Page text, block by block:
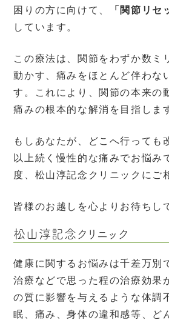
困りの方に向けて、
「関節リセ
しています。
この療法は、関節をわずか数ミ
動かす、痛みをほとんど伴わな
す。これにより、関節の本来の
痛みの根本的な解消を目指しま
もしあなたが、どこへ行っても
以上続く慢性的な痛みでお悩み
度、松山淳記念クリニックにご
皆様のお越しを心よりお待ちし
松山淳記念クリニック
健康に関するお悩みは千差万別
治療などで思った程の治療効果
の質に影響を与えるような体調
眠、痛み、身体の違和感等、ど